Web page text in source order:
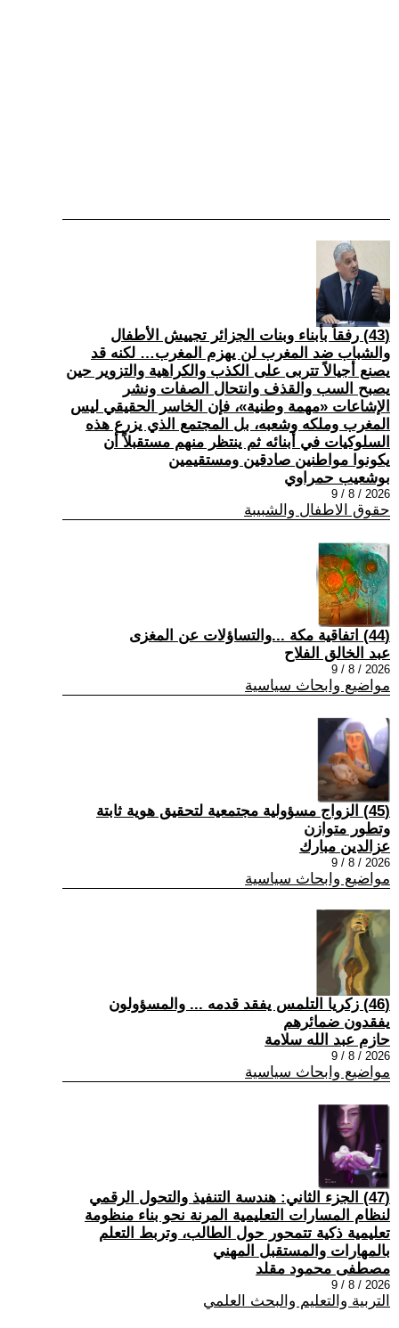
(43) رفقاً بأبناء وبنات الجزائر تجييش الأطفال
والشباب ضد المغرب لن يهزم المغرب… لكنه قد
يصنع أجيالاً تتربى على الكذب والكراهية والتزوير حين
يصبح السب والقذف وانتحال الصفات ونشر
الإشاعات «مهمة وطنية»، فإن الخاسر الحقيقي ليس
المغرب وملكه وشعبه، بل المجتمع الذي يزرع هذه
السلوكيات في أبنائه ثم ينتظر منهم مستقبلاً أن
يكونوا مواطنين صادقين ومستقيمين
بوشعيب حمراوي
2026 / 8 / 9
حقوق الاطفال والشبيبة
(44) اتفاقية مكة ...والتساؤلات عن المغزى
عبد الخالق الفلاح
2026 / 8 / 9
مواضيع وابحاث سياسية
(45) الزواج مسؤولية مجتمعية لتحقيق هوية ثابتة
وتطور متوازن
عزالدين مبارك
2026 / 8 / 9
مواضيع وابحاث سياسية
(46) زكريا التلمس يفقد قدمه ... والمسؤولون
يفقدون ضمائرهم
حازم عبد الله سلامة
2026 / 8 / 9
مواضيع وابحاث سياسية
(47) الجزء الثاني: هندسة التنفيذ والتحول الرقمي
لنظام المسارات التعليمية المرنة نحو بناء منظومة
تعليمية ذكية تتمحور حول الطالب، وتربط التعلم
بالمهارات والمستقبل المهني
مصطفى محمود مقلد
2026 / 8 / 9
التربية والتعليم والبحث العلمي